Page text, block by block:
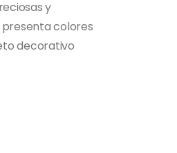
y
colores
decorativo